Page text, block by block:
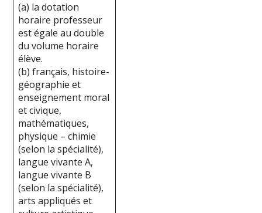
(a) la dotation
horaire professeur
est égale au double
du volume horaire
élève.
(b) français, histoire-
géographie et
enseignement moral
et civique,
mathématiques,
physique – chimie
(selon la spécialité),
langue vivante A,
langue vivante B
(selon la spécialité),
arts appliqués et